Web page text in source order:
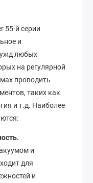
55-й серии
и
любых
на регулярной
проводить
таких как
и т.д. Наиболее
и
для
и